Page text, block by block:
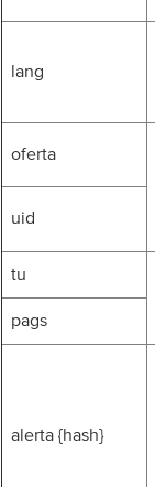
lang
oferta
uid
tu
pags
alerta {hash}